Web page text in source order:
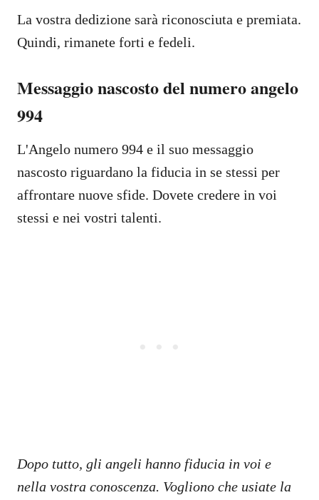
La vostra dedizione sarà riconosciuta e premiata.
Quindi, rimanete forti e fedeli.
Messaggio nascosto del numero angelo
994
L'Angelo numero 994 e il suo messaggio
nascosto riguardano la fiducia in se stessi per
affrontare nuove sfide. Dovete credere in voi
stessi e nei vostri talenti.
Dopo tutto, gli angeli hanno fiducia in voi e
nella vostra conoscenza. Vogliono che usiate la